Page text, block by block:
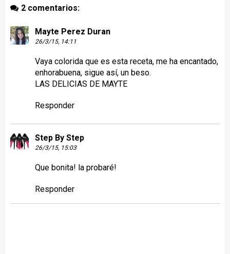
2 comentarios:
Mayte Perez Duran
26/3/15, 14:11
Vaya colorida que es esta receta, me ha encantado,
enhorabuena, sigue así, un beso.
LAS DELICIAS DE MAYTE
Responder
Step By Step
26/3/15, 15:03
Que bonita! la probaré!
Responder